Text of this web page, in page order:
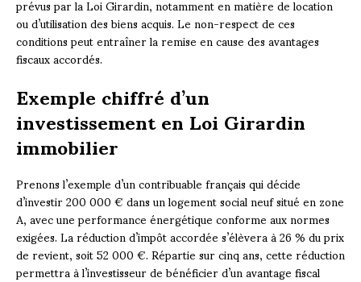
ou d’utilisation des biens acquis. Le non-respect de ces
conditions peut entraîner la remise en cause des avantages
fiscaux accordés.
Exemple chiffré d’un
investissement en Loi Girardin
immobilier
Prenons l’exemple d’un contribuable français qui décide
d’investir 200 000 € dans un logement social neuf situé en zone
A, avec une performance énergétique conforme aux normes
exigées. La réduction d’impôt accordée s’élèvera à 26 % du prix
de revient, soit 52 000 €. Répartie sur cinq ans, cette réduction
permettra à l’investisseur de bénéficier d’un avantage fiscal